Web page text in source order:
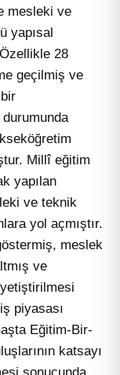
mesleki ve
yapısal
28
geçilmiş ve
Millî eğitim
yapılan
ve teknik
yol açmıştır.
meslek
ve
piyasası
Eğitim-Bir-
katsayı
sonucunda